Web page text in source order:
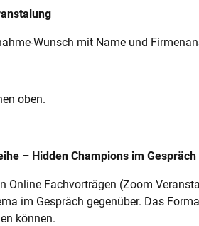
Wunsch mit Name und
oben.
– Hidden Champions im Gespräch
Online Fachvorträgen (Zoom
im Gespräch gegenüber. Das
können.